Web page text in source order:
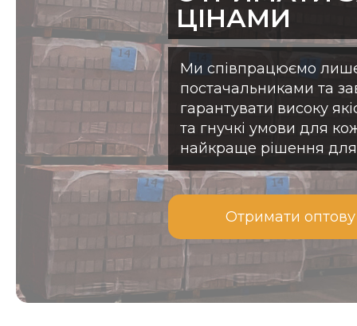
ЦІНАМИ
Ми співпрацюємо
постачальниками та
гарантувати високу
та гнучкі умови для
найкраще рішення
Отримати оптову